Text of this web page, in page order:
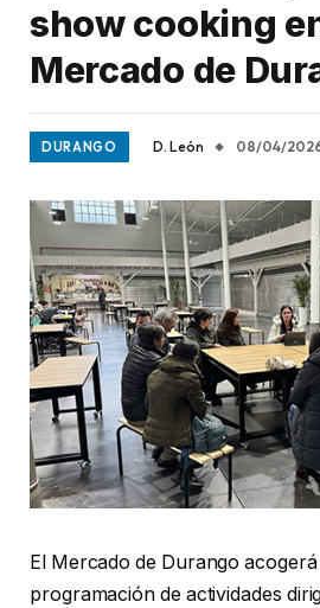
show cooking
Mercado de
DURANGO D. León 08/04/
El Mercado de Durango
programación de actividades